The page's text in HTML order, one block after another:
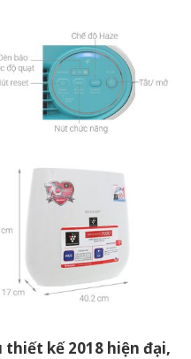
thiết kế 2018 hiện đại,